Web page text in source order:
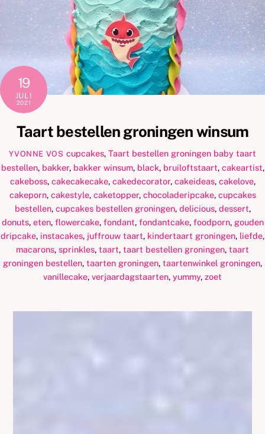
19
JULI
2021
Taart bestellen groningen winsum
YVONNE VOS cupcakes, Taart bestellen groningen baby taart
bestellen, bakker, bakker winsum, black, bruiloftstaart, cakeartist,
cakeboss, cakecakecake, cakedecorator, cakeideas, cakelove,
cakeporn, cakestyle, caketopper, chocoladeripcake, cupcakes
bestellen, cupcakes bestellen groningen, delicious, dessert,
donuts, eten, flowercake, fondant, fondantcake, foodporn, gouden
dripcake, instacakes, juffrouw taart, kindertaart groningen, liefde,
macarons, sprinkles, taart, taart bestellen groningen, taart
groningen bestellen, taarten groningen, taartenwinkel groningen,
vanillecake, verjaardagstaarten, yummy, zoet